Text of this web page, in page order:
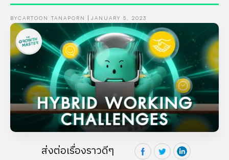
BYCARTOON TANAPORN JANUARY 5, 2023
ส่งต่อเรื่องราวดีๆ